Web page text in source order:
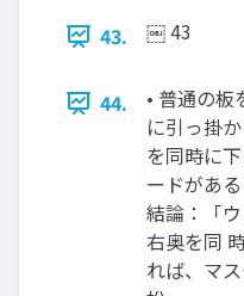
43. ￼ 43
44.
• 普通の板
に引っ掛
を同時に
ードがあ
結論：「
右奥を同
れば、マ